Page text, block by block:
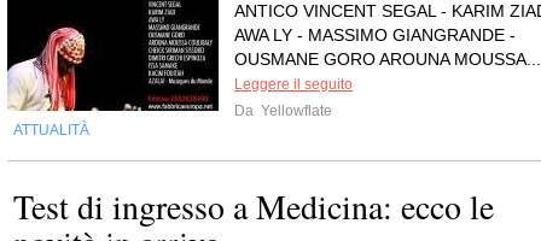
ANTICO VINCENT SEGAL - KARIM
AWA LY - MASSIMO GIANGRANDE -
OUSMANE GORO AROUNA MOUSSA...
Leggere il seguito
Da Yellowflate
ATTUALITÀ
Test di ingresso a Medicina: ecco le